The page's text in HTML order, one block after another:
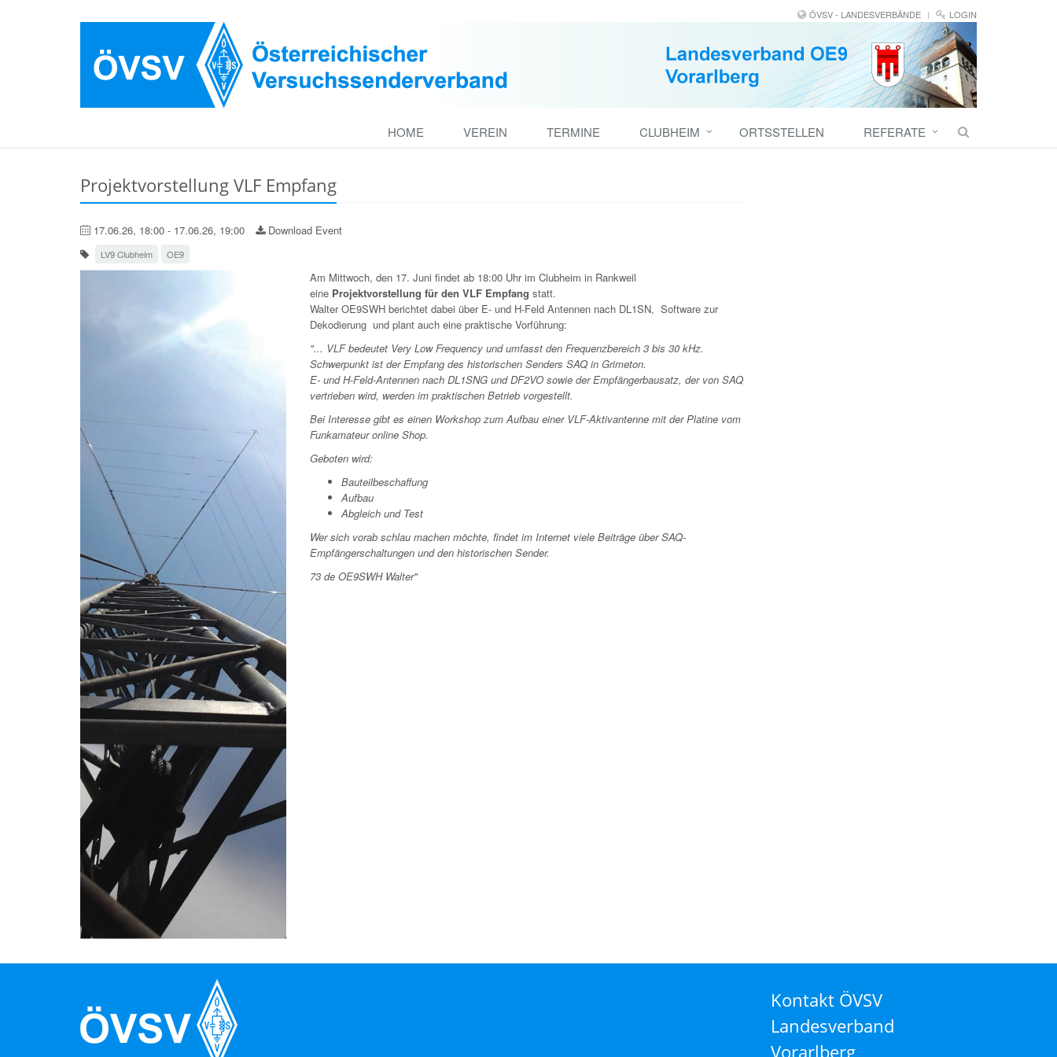
ÖVSV - LANDESVERBÄNDE LOGIN
HOME VEREIN TERMINE CLUBHEIM ORTSSTELLEN REFERATE
Projektvorstellung VLF Empfang
17.06.26, 18:00 - 17.06.26, 19:00 Download Event
LV9 Clubheim OE9
Am Mittwoch, den 17. Juni findet ab 18:00 Uhr im Clubheim in Rankweil
eine Projektvorstellung für den VLF Empfang statt.
Walter OE9SWH berichtet dabei über E- und H-Feld Antennen nach DL1SN, Software zur
Dekodierung und plant auch eine praktische Vorführung:
"... VLF bedeutet Very Low Frequency und umfasst den Frequenzbereich 3 bis 30 kHz.
Schwerpunkt ist der Empfang des historischen Senders SAQ in Grimeton.
E- und H-Feld-Antennen nach DL1SNG und DF2VO sowie der Empfängerbausatz, der von SAQ
vertrieben wird, werden im praktischen Betrieb vorgestellt.
Bei Interesse gibt es einen Workshop zum Aufbau einer VLF-Aktivantenne mit der Platine vom
Funkamateur online Shop.
Geboten wird:
Bauteilbeschaffung
Aufbau
Abgleich und Test
Wer sich vorab schlau machen möchte, findet im Internet viele Beiträge über SAQ-
Empfängerschaltungen und den historischen Sender.
73 de OE9SWH Walter"
Kontakt ÖVSV
Landesverband
Vorarlberg